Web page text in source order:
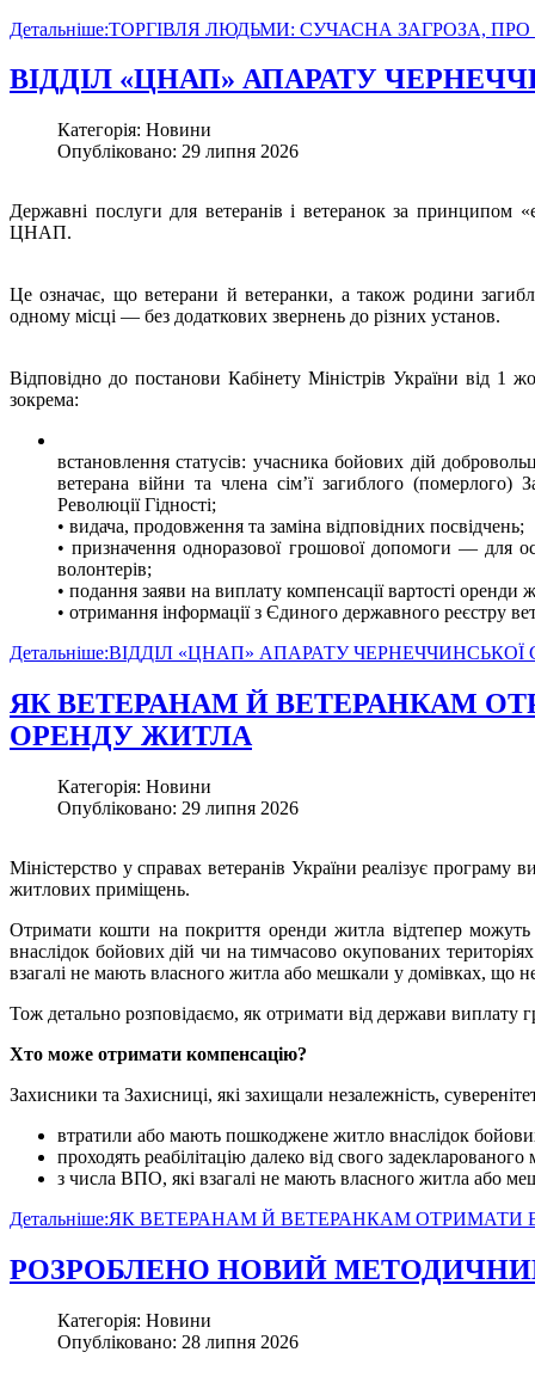
Детальніше:ТОРГІВЛЯ ЛЮДЬМИ: СУЧАСНА ЗАГРОЗА,
ВІДДІЛ «ЦНАП» АПАРАТУ
Категорія: Новини
Опубліковано: 29 липня 2026
Державні послуги для ветеранів і ветеранок за принципом
ЦНАП.
Це означає, що ветерани й ветеранки, а також родини
одному місці — без додаткових звернень до різних установ.
Відповідно до постанови Кабінету Міністрів України від
зокрема:
встановлення статусів: учасника бойових дій
ветерана війни та члена сімʼї загиблого
Революції Гідності;
• видача, продовження та заміна відповідних посвідчень;
• призначення одноразової грошової допомоги — для
волонтерів;
• подання заяви на виплату компенсації вартості
• отримання інформації з Єдиного державного реєстру
Детальніше:ВІДДІЛ «ЦНАП» АПАРАТУ
ЯК ВЕТЕРАНАМ Й ВЕТЕРАНКАМ
ОРЕНДУ ЖИТЛА
Категорія: Новини
Опубліковано: 29 липня 2026
Міністерство у справах ветеранів України реалізує
житлових приміщень.
Отримати кошти на покриття оренди житла відтепер
внаслідок бойових дій чи на тимчасово окупованих
взагалі не мають власного житла або мешкали у домівках, що
Тож детально розповідаємо, як отримати від держави виплату
Хто може отримати компенсацію?
Захисники та Захисниці, які захищали незалежність,
втратили або мають пошкоджене житло внаслідок
проходять реабілітацію далеко від свого
з числа ВПО, які взагалі не мають власного житла або
Детальніше:ЯК ВЕТЕРАНАМ Й ВЕТЕРАНКАМ
РОЗРОБЛЕНО НОВИЙ
Категорія: Новини
Опубліковано: 28 липня 2026